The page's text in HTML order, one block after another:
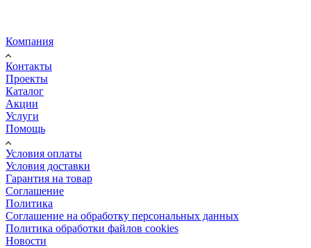
Компания
Контакты
Проекты
Каталог
Акции
Услуги
Помощь
Условия оплаты
Условия доставки
Гарантия на товар
Соглашение
Политика
Соглашение на обработку персональных данных
Политика обработки файлов cookies
Новости